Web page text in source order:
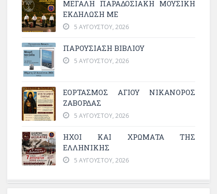
ΜΕΓΆΛΗ ΠΑΡΑΔΟΣΙΑΚΉ ΜΟΥΣΙΚΉ
ΕΚΔΉΛΩΣΗ ΜΕ
5 ΑΥΓΟΎΣΤΟΥ, 2026
ΠΑΡΟΥΣΙΑΣΗ ΒΙΒΛΙΟΥ
5 ΑΥΓΟΎΣΤΟΥ, 2026
ΕΟΡΤΑΣΜΟΣ ΑΓΙΟΥ ΝΙΚΑΝΟΡΟΣ
ΖΑΒΟΡΔΑΣ
5 ΑΥΓΟΎΣΤΟΥ, 2026
ΗΧΟΙ ΚΑΙ ΧΡΩΜΑΤΑ ΤΗΣ
ΕΛΛΗΝΙΚΗΣ
5 ΑΥΓΟΎΣΤΟΥ, 2026